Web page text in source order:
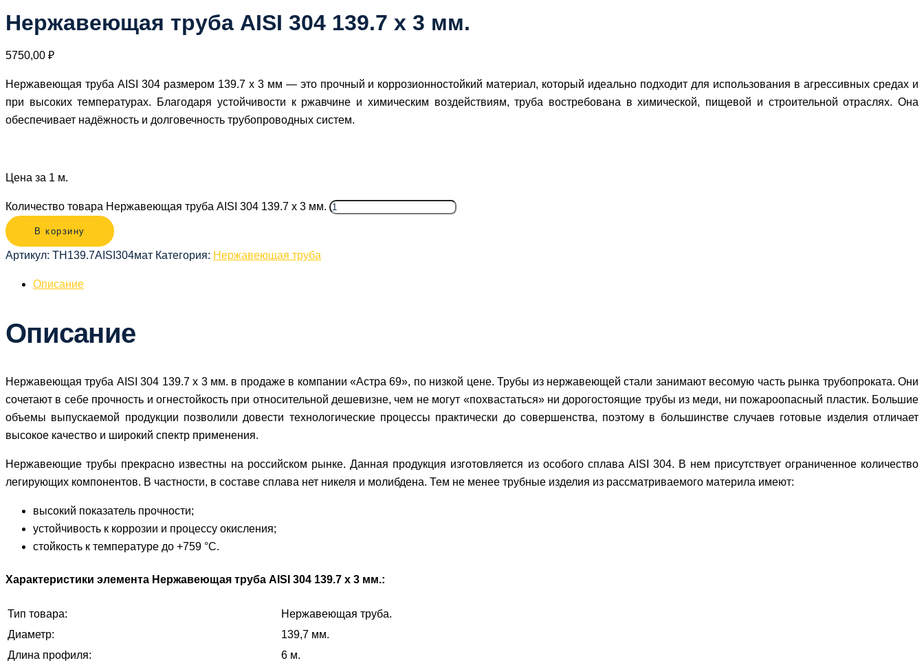
Нержавеющая труба AISI 304 139.7 х 3 мм.
5750,00 ₽
Нержавеющая труба AISI 304 размером 139.7 х 3 мм — это прочный и коррозионностойкий материал, который идеально подходит для использования в агрессивных средах и
при высоких температурах. Благодаря устойчивости к ржавчине и химическим воздействиям, труба востребована в химической, пищевой и строительной отраслях. Она
обеспечивает надёжность и долговечность трубопроводных систем.
Цена за 1 м.
Количество товара Нержавеющая труба AISI 304 139.7 х 3 мм.
В корзину
Артикул: ТН139.7AISI304мат Категория: Нержавеющая труба
Описание
Описание
Нержавеющая труба AISI 304 139.7 х 3 мм. в продаже в компании «Астра 69», по низкой цене. Трубы из нержавеющей стали занимают весомую часть рынка трубопроката. Они
сочетают в себе прочность и огнестойкость при относительной дешевизне, чем не могут «похвастаться» ни дорогостоящие трубы из меди, ни пожароопасный пластик. Большие
объемы выпускаемой продукции позволили довести технологические процессы практически до совершенства, поэтому в большинстве случаев готовые изделия отличает
высокое качество и широкий спектр применения.
Нержавеющие трубы прекрасно известны на российском рынке. Данная продукция изготовляется из особого сплава AISI 304. В нем присутствует ограниченное количество
легирующих компонентов. В частности, в составе сплава нет никеля и молибдена. Тем не менее трубные изделия из рассматриваемого материла имеют:
высокий показатель прочности;
устойчивость к коррозии и процессу окисления;
стойкость к температуре до +759 °С.
Характеристики элемента Нержавеющая труба AISI 304 139.7 х 3 мм.:
Тип товара:
Нержавеющая труба.
Диаметр:
139,7 мм.
Длина профиля:
6 м.